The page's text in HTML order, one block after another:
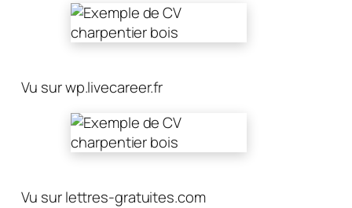
Vu sur wp.livecareer.fr
Vu sur lettres-gratuites.com